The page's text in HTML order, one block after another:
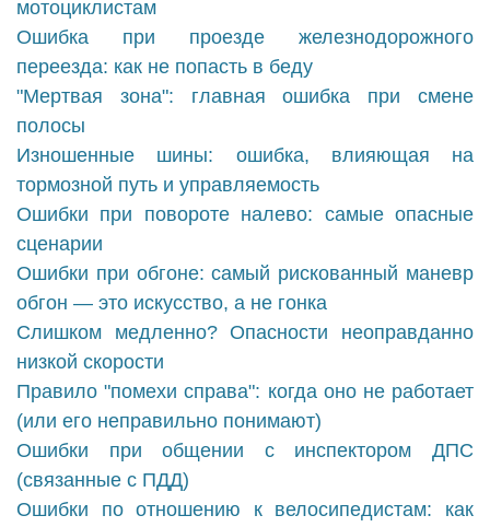
мотоциклистам
Ошибка при проезде железнодорожного
переезда: как не попасть в беду
"Мертвая зона": главная ошибка при смене
полосы
Изношенные шины: ошибка, влияющая на
тормозной путь и управляемость
Ошибки при повороте налево: самые опасные
сценарии
Ошибки при обгоне: самый рискованный маневр
обгон — это искусство, а не гонка
Слишком медленно? Опасности неоправданно
низкой скорости
Правило "помехи справа": когда оно не работает
(или его неправильно понимают)
Ошибки при общении с инспектором ДПС
(связанные с ПДД)
Ошибки по отношению к велосипедистам: как